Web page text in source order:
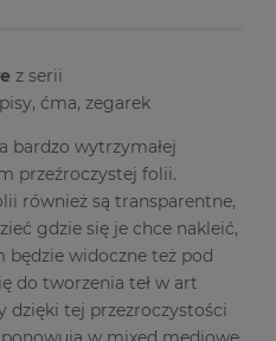
z serii
ćma, zegarek
bardzo wytrzymałej
przeźroczystej folii.
również są transparentne,
gdzie się je chce nakleić,
będzie widoczne też pod
do tworzenia teł w art
dzięki tej przezroczystości